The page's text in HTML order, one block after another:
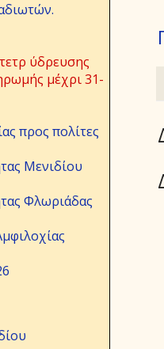
ύδρευσης
μέχρι 31-
προς πολίτες
Μενιδίου
Φλωριάδας